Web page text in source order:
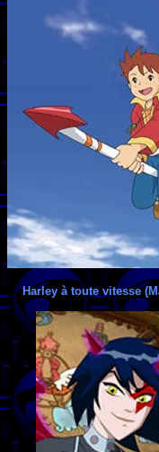
Harley à toute vitesse